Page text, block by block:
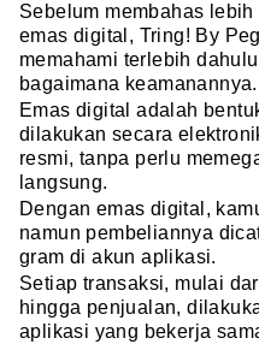
Sebelum membahas
emas digital, Tring! By
memahami terlebih
bagaimana keamanannya.
Emas digital adalah
dilakukan secara
resmi, tanpa perlu
langsung.
Dengan emas digital,
namun pembeliannya
gram di akun aplikasi.
Setiap transaksi, mulai
hingga penjualan,
aplikasi yang bekerja